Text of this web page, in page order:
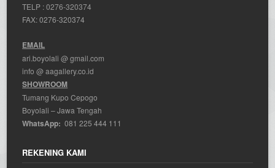
TELP :0276-320374
FAX: 0276-320374
EMAIL
ari.boyolali @ gmail.com
info @ aagallery.co.id
SHOWROOM
Tumang Kupo Cepogo
Boyolali – Jawa Tengah
WhatsApp: 081 225 444 111
REKENING KAMI